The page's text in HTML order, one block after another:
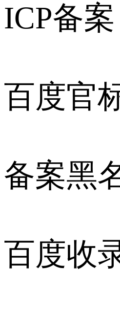
ICP备案
百度官
备案黑
百度收